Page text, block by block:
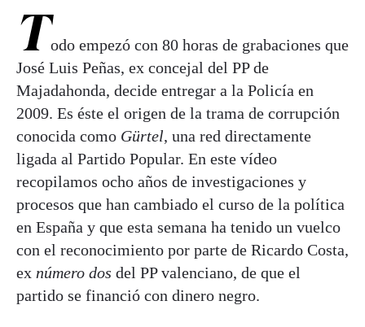
Todo empezó con 80 horas de grabaciones que
José Luis Peñas, ex concejal del PP de
Majadahonda, decide entregar a la Policía en
2009. Es éste el origen de la trama de corrupción
conocida como Gürtel, una red directamente
ligada al Partido Popular. En este vídeo
recopilamos ocho años de investigaciones y
procesos que han cambiado el curso de la política
en España y que esta semana ha tenido un vuelco
con el reconocimiento por parte de Ricardo Costa,
ex número dos del PP valenciano, de que el
partido se financió con dinero negro.